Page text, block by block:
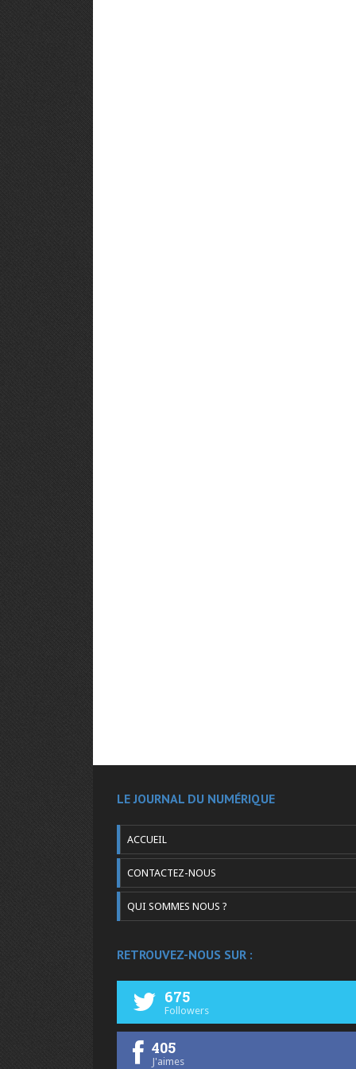
LE JOURNAL DU NUMÉRIQUE
ACCUEIL
CONTACTEZ-NOUS
QUI SOMMES NOUS ?
RETROUVEZ-NOUS SUR :
675
Followers
405
J'aimes